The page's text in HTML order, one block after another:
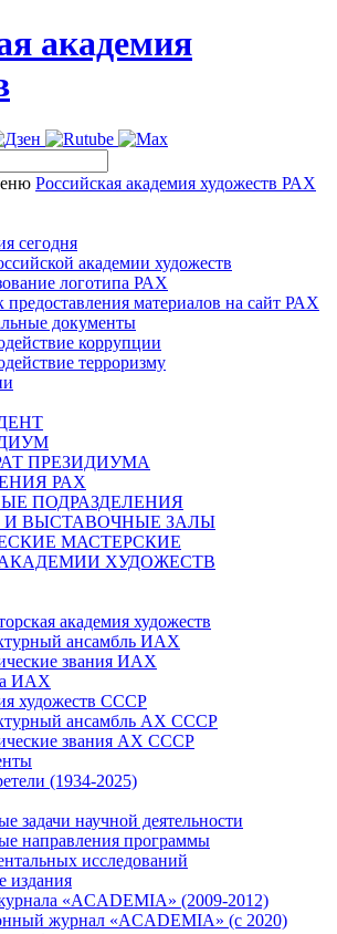
академия
Российская академия художеств РАХ
сегодня
академии художеств
логотипа РАХ
предоставления материалов на сайт РАХ
документы
коррупции
терроризму
ПРЕЗИДИУМА
РАХ
ПОДРАЗДЕЛЕНИЯ
И ВЫСТАВОЧНЫЕ ЗАЛЫ
МАСТЕРСКИЕ
ХУДОЖЕСТВ
академия художеств
ансамбль ИАХ
звания ИАХ
ИАХ
художеств СССР
ансамбль АХ СССР
звания АХ СССР
(1934-2025)
задачи научной деятельности
направления программы
исследований
издания
«ACADEMIA» (2009-2012)
журнал «ACADEMIA» (с 2020)